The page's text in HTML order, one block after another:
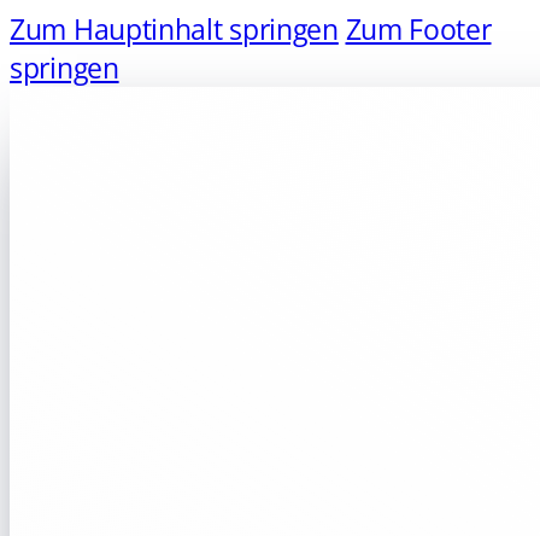
Zum Hauptinhalt springen Zum Footer
springen